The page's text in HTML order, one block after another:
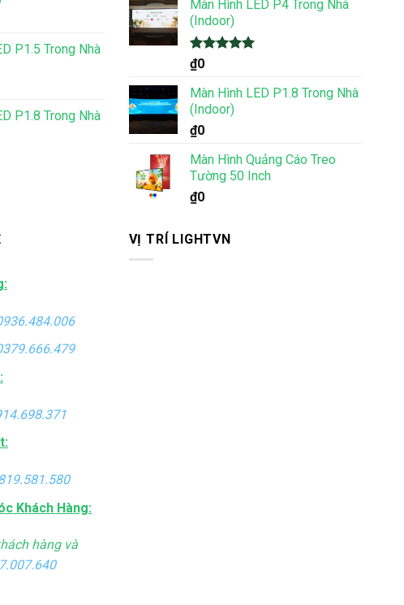
P1.5 Trong Nhà
P1.8 Trong Nhà
Màn Hình LED P4 Trong Nhà
(Indoor)
Được xếp
hạng
5 sao
₫0
Màn Hình LED P1.8 Trong Nhà
(Indoor)
₫0
Màn Hình Quảng Cáo Treo
Tường 50 Inch
₫0
Khách Hàng:
hàng và
VỊ TRÍ LIGHTVN